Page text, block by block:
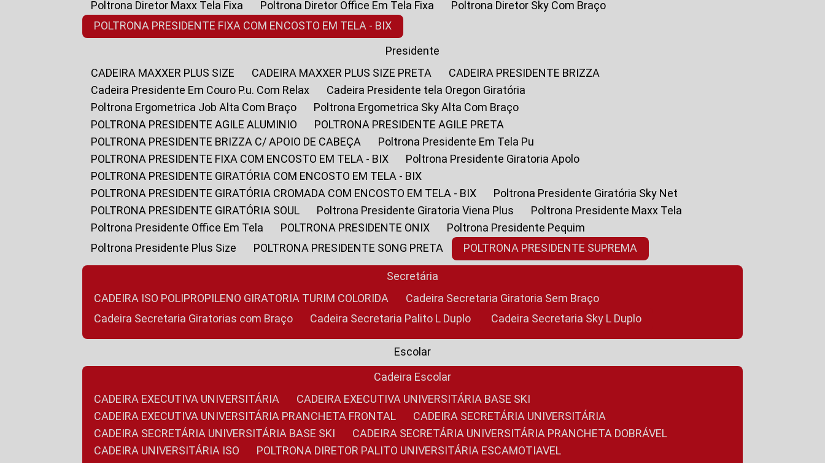
Poltrona Diretor Maxx Tela Fixa
Poltrona Diretor Office Em Tela Fixa
Poltrona Diretor Sky Com Braço
POLTRONA PRESIDENTE FIXA COM ENCOSTO EM TELA - BIX
Presidente
CADEIRA MAXXER PLUS SIZE
CADEIRA MAXXER PLUS SIZE PRETA
CADEIRA PRESIDENTE BRIZZA
Cadeira Presidente Em Couro P.u. Com Relax
Cadeira Presidente tela Oregon Giratória
Poltrona Ergometrica Job Alta Com Braço
Poltrona Ergometrica Sky Alta Com Braço
POLTRONA PRESIDENTE AGILE ALUMINIO
POLTRONA PRESIDENTE AGILE PRETA
POLTRONA PRESIDENTE BRIZZA C/ APOIO DE CABEÇA
Poltrona Presidente Em Tela Pu
POLTRONA PRESIDENTE FIXA COM ENCOSTO EM TELA - BIX
Poltrona Presidente Giratoria Apolo
POLTRONA PRESIDENTE GIRATÓRIA COM ENCOSTO EM TELA - BIX
POLTRONA PRESIDENTE GIRATÓRIA CROMADA COM ENCOSTO EM TELA - BIX
Poltrona Presidente Giratória Sky Net
POLTRONA PRESIDENTE GIRATÓRIA SOUL
Poltrona Presidente Giratoria Viena Plus
Poltrona Presidente Maxx Tela
Poltrona Presidente Office Em Tela
POLTRONA PRESIDENTE ONIX
Poltrona Presidente Pequim
Poltrona Presidente Plus Size
POLTRONA PRESIDENTE SONG PRETA POLTRONA PRESIDENTE SUPREMA
Secretária
CADEIRA ISO POLIPROPILENO GIRATORIA TURIM COLORIDA
Cadeira Secretaria Giratoria Sem Braço
Cadeira Secretaria Giratorias com Braço
Cadeira Secretaria Palito L Duplo Cadeira Secretaria Sky L Duplo
Escolar
Cadeira Escolar
CADEIRA EXECUTIVA UNIVERSITÁRIA
CADEIRA EXECUTIVA UNIVERSITÁRIA BASE SKI
CADEIRA EXECUTIVA UNIVERSITÁRIA PRANCHETA FRONTAL
CADEIRA SECRETÁRIA UNIVERSITÁRIA
CADEIRA SECRETÁRIA UNIVERSITÁRIA BASE SKI
CADEIRA SECRETÁRIA UNIVERSITÁRIA PRANCHETA DOBRÁVEL
CADEIRA UNIVERSITÁRIA ISO
POLTRONA DIRETOR PALITO UNIVERSITÁRIA ESCAMOTIAVEL